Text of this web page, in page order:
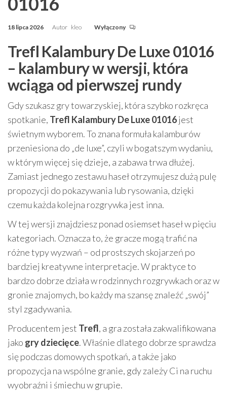
18 lipca 2026 Autor kleo Wyłączony
Trefl Kalambury De Luxe 01016
– kalambury w wersji, która
wciąga od pierwszej rundy
Gdy szukasz gry towarzyskiej, która szybko rozkręca
spotkanie, Trefl Kalambury De Luxe 01016jest
świetnym wyborem. To znana formuła kalamburów
przeniesiona do „de luxe”, czyli w bogatszym wydaniu,
w którym więcej się dzieje, a zabawa trwa dłużej.
Zamiast jednego zestawu haseł otrzymujesz dużą pulę
propozycji do pokazywania lub rysowania, dzięki
czemu każda kolejna rozgrywka jest inna.
W tej wersji znajdziesz ponad osiemset haseł w pięciu
kategoriach. Oznacza to, że gracze mogą trafić na
różne typy wyzwań – od prostszych skojarzeń po
bardziej kreatywne interpretacje. W praktyce to
bardzo dobrze działa w rodzinnych rozgrywkach oraz w
gronie znajomych, bo każdy ma szansę znaleźć „swój”
styl zgadywania.
Producentem jest Trefl, a gra została zakwalifikowana
jako gry dziecięce. Właśnie dlatego dobrze sprawdza
się podczas domowych spotkań, a także jako
propozycja na wspólne granie, gdy zależy Ci na ruchu
wyobraźni i śmiechu w grupie.